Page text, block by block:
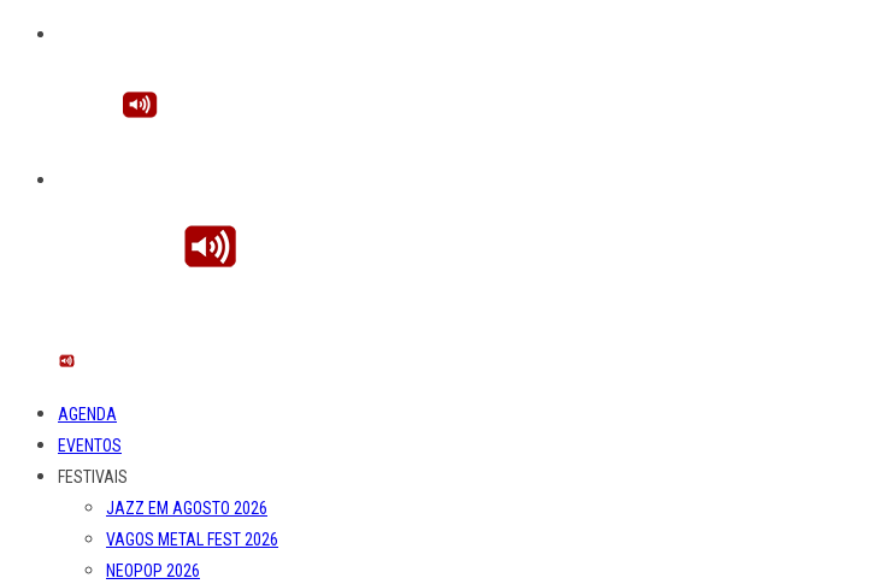
AGENDA
EVENTOS
FESTIVAIS
JAZZ EM AGOSTO 2026
VAGOS METAL FEST 2026
NEOPOP 2026